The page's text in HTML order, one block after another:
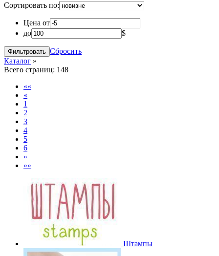
Сортировать по:
Цена от
до
$
Сбросить
Каталог »
Всего страниц: 148
««
«
1
2
3
4
5
6
»
»»
Штампы